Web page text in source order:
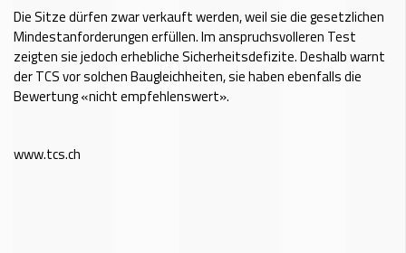
Die Sitze dürfen zwar verkauft werden, weil sie die gesetzlichen
Mindestanforderungen erfüllen. Im anspruchsvolleren Test
zeigten sie jedoch erhebliche Sicherheitsdefizite. Deshalb warnt
der TCS vor solchen Baugleichheiten, sie haben ebenfalls die
Bewertung «nicht empfehlenswert».
www.tcs.ch